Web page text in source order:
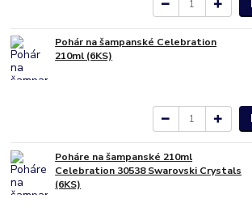
Pohár na šampanské Celebration
210ml (6KS)
Poháre na šampanské 210ml
Celebration 30538 Swarovski Crystals
(6KS)